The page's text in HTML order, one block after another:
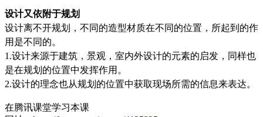
设计又依附于规划
设计离不开规划，不同的造型材质在不同的位置，所起到的作
用是不同的。
1.设计来源于建筑，景观，室内外设计的元素的启发，同样也
是在规划的位置中发挥作用。
2.设计的理念也从规划的位置中获取现场所需的信息来表达。
在腾讯课堂学习本课